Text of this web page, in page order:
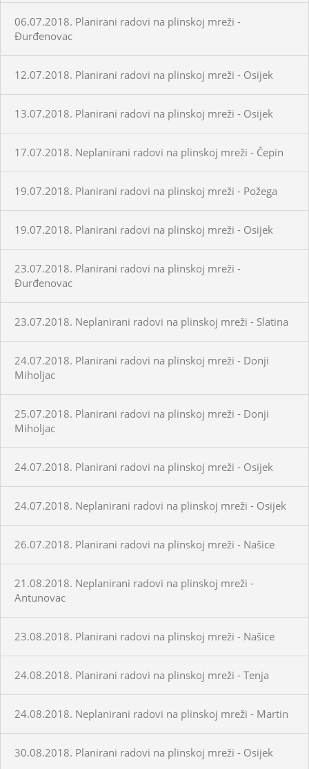
06.07.2018. Planirani radovi na plinskoj mreži -
Đurđenovac
12.07.2018. Planirani radovi na plinskoj mreži - Osijek
13.07.2018. Planirani radovi na plinskoj mreži - Osijek
17.07.2018. Neplanirani radovi na plinskoj mreži - Čepin
19.07.2018. Planirani radovi na plinskoj mreži - Požega
19.07.2018. Planirani radovi na plinskoj mreži - Osijek
23.07.2018. Planirani radovi na plinskoj mreži -
Đurđenovac
23.07.2018. Neplanirani radovi na plinskoj mreži - Slatina
24.07.2018. Planirani radovi na plinskoj mreži - Donji
Miholjac
25.07.2018. Planirani radovi na plinskoj mreži - Donji
Miholjac
24.07.2018. Planirani radovi na plinskoj mreži - Osijek
24.07.2018. Neplanirani radovi na plinskoj mreži - Osijek
26.07.2018. Planirani radovi na plinskoj mreži - Našice
21.08.2018. Neplanirani radovi na plinskoj mreži -
Antunovac
23.08.2018. Planirani radovi na plinskoj mreži - Našice
24.08.2018. Planirani radovi na plinskoj mreži - Tenja
24.08.2018. Neplanirani radovi na plinskoj mreži - Martin
30.08.2018. Planirani radovi na plinskoj mreži - Osijek